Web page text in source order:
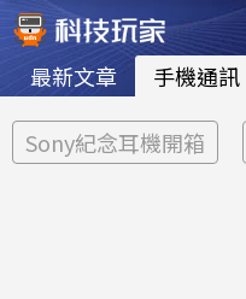
最新文章 手機通訊
Sony紀念耳機開箱